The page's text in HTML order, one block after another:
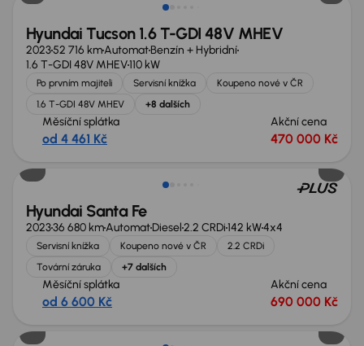
Hyundai Tucson 1.6 T-GDI 48V MHEV
202352 716 kmAutomatBenzín + Hybridní
1.6 T-GDI 48V MHEV110 kW
Po prvním majiteli Servisní knížka
Koupeno nové v ČR
1.6 T-GDI 48V MHEV
+8 dalších
Měsíční splátka
od 4 461 Kč
Akční cena
470 000 Kč
Zlevněno o 60 000 Kč
Hyundai Santa Fe
202336 680 kmAutomatDiesel2.2 CRDi142 kW4x4
Servisní knížka Koupeno nové v ČR
2.2 CRDi
Tovární záruka
+7 dalších
Měsíční splátka
od 6 600 Kč
Akční cena
690 000 Kč
Možnost odpočtu DPH